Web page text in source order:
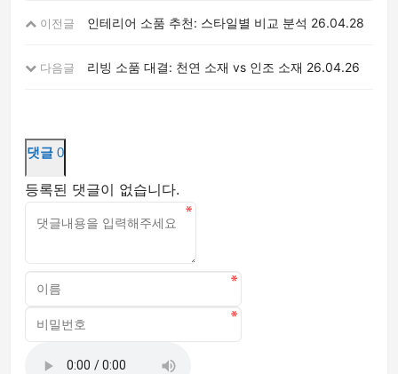
이전글 인테리어 소품 추천: 스타일별 비교 분석 26.04.28
다음글 리빙 소품 대결: 천연 소재 vs 인조 소재 26.04.26
댓글 0
등록된 댓글이 없습니다.